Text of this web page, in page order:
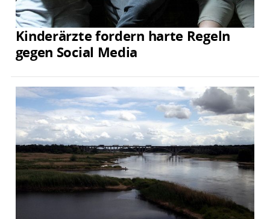
Kinderärzte fordern harte Regeln
gegen Social Media